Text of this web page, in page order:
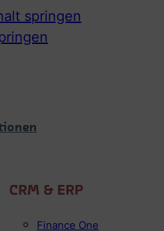
springen
CRM & ERP
Finance One